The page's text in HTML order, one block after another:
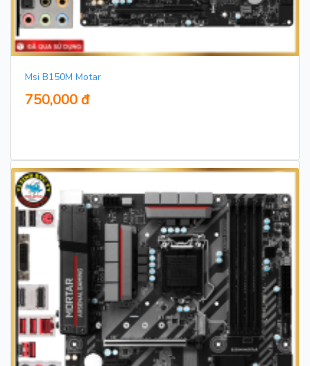
Msi B150M Motar
750,000 đ